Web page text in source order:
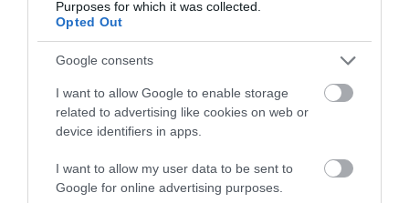
Purposes for which it was collected.
Opted Out
Google consents
I want to allow Google to enable storage
related to advertising like cookies on web or
device identifiers in apps.
I want to allow my user data to be sent to
Google for online advertising purposes.